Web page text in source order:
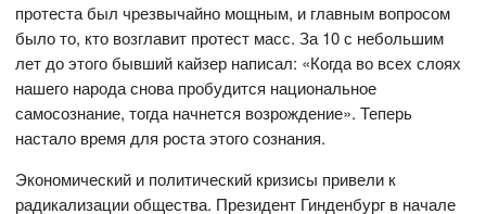
протеста был чрезвычайно мощным, и главным вопросом
было то, кто возглавит протест масс. За 10 с небольшим
лет до этого бывший кайзер написал: «Когда во всех слоях
нашего народа снова пробудится национальное
самосознание, тогда начнется возрождение». Теперь
настало время для роста этого сознания.
Экономический и политический кризисы привели к
радикализации общества. Президент Гинденбург в начале